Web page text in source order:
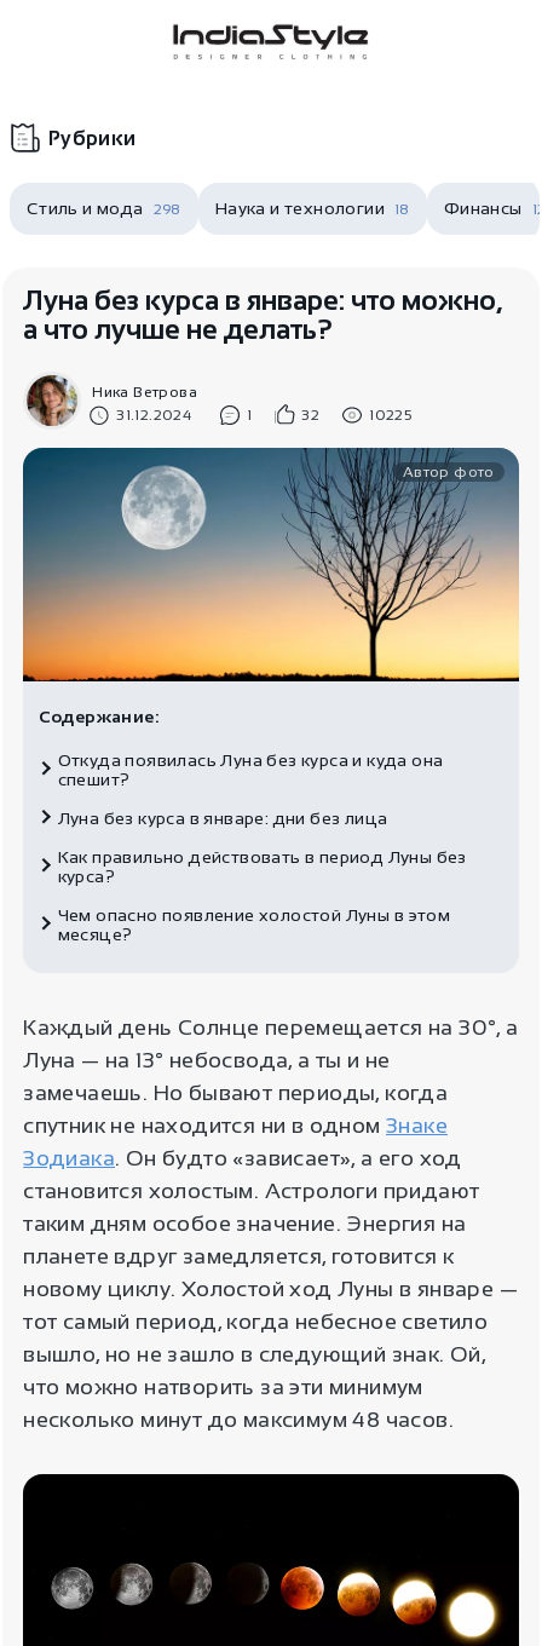
Корзина
В корзиненеттоваров
Рубрики
Стиль и мода 298 Наука и технологии 18 Финансы
Луна без курса в январе: что можно,
а что лучше не делать?
Ника Ветрова
31.12.2024
1 32 10225
Автор фото
Содержание:
Откуда появилась Луна без курса и куда она
спешит?
Луна без курса в январе: дни без лица
Как правильно действовать в период Луны без
курса?
Чем опасно появление холостой Луны в этом
месяце?
Каждый день Солнце перемещается на 30°, а
Луна — на 13° небосвода, а ты и не
замечаешь. Но бывают периоды, когда
спутник не находится ни в одном Знаке
Зодиака. Он будто «зависает», а его ход
становится холостым. Астрологи придают
таким дням особое значение. Энергия на
планете вдруг замедляется, готовится к
новому циклу. Холостой ход Луны в январе —
тот самый период, когда небесное светило
вышло, но не зашло в следующий знак. Ой,
что можно натворить за эти минимум
несколько минут до максимум 48 часов.